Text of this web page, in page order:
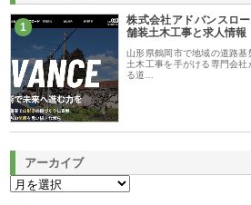
1
株式会社アドバンスロ
舗装土木工事と求人情報
山形県鶴岡市で地域の道路
土木工事を手がける専門会
る道…
アーカイブ